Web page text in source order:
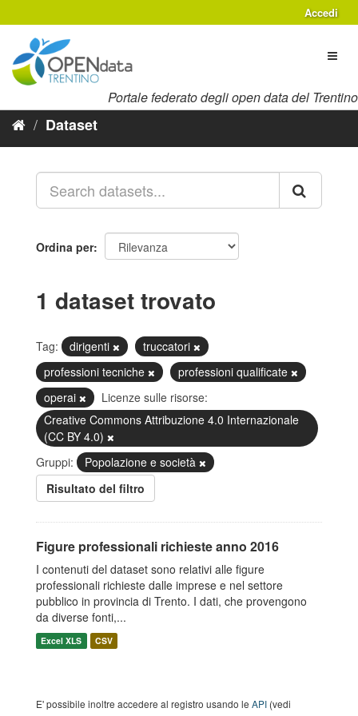
al
contenuto
Accedi
Portale federato degli open data del Trentino
Dataset
Ordina per
1 dataset trovato
Tag: dirigenti
truccatori
professioni tecniche
professioni qualificate
operai
Licenze sulle risorse:
Creative Commons Attribuzione 4.0 Internazionale
(CC BY 4.0)
Gruppi:
Popolazione e società
Risultato del filtro
Figure professionali richieste anno 2016
I contenuti del dataset sono relativi alle figure
professionali richieste dalle imprese e nel settore
pubblico in provincia di Trento. I dati, che provengono
da diverse fonti,...
Excel XLS CSV
E' possibile inoltre accedere al registro usando le API (vedi